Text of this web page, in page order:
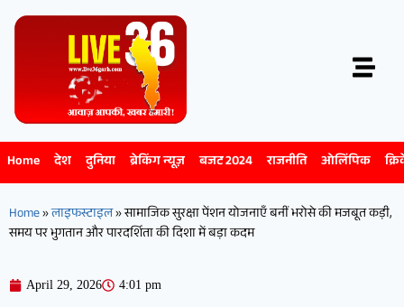
Home देश दुनिया ब्रेकिंग न्यूज़ बजट 2024 राजनीति ओलिंपिक
Home»लाइफस्टाइल»सामाजिक सुरक्षा पेंशन योजनाएँ बनीं भरोसे की मजबूत कड़ी,
समय पर भुगतान और पारदर्शिता की दिशा में बड़ा कदम
April 29, 2026 4:01 pm